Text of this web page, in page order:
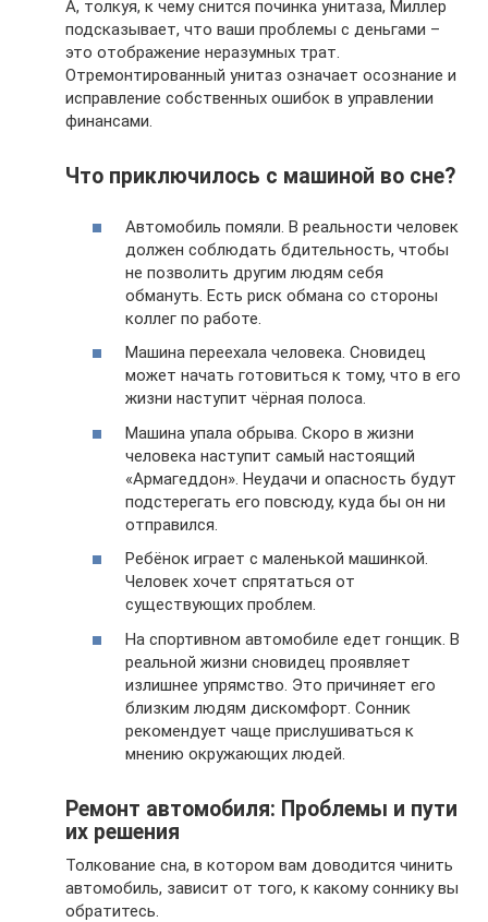
А, толкуя, к чему снится починка унитаза, Миллер
подсказывает, что ваши проблемы с деньгами –
это отображение неразумных трат.
Отремонтированный унитаз означает осознание и
исправление собственных ошибок в управлении
финансами.
Что приключилось с машиной во сне?
Автомобиль помяли. В реальности человек
должен соблюдать бдительность, чтобы
не позволить другим людям себя
обмануть. Есть риск обмана со стороны
коллег по работе.
Машина переехала человека. Сновидец
может начать готовиться к тому, что в его
жизни наступит чёрная полоса.
Машина упала обрыва. Скоро в жизни
человека наступит самый настоящий
«Армагеддон». Неудачи и опасность будут
подстерегать его повсюду, куда бы он ни
отправился.
Ребёнок играет с маленькой машинкой.
Человек хочет спрятаться от
существующих проблем.
На спортивном автомобиле едет гонщик. В
реальной жизни сновидец проявляет
излишнее упрямство. Это причиняет его
близким людям дискомфорт. Сонник
рекомендует чаще прислушиваться к
мнению окружающих людей.
Ремонт автомобиля: Проблемы и пути
их решения
Толкование сна, в котором вам доводится чинить
автомобиль, зависит от того, к какому соннику вы
обратитесь.